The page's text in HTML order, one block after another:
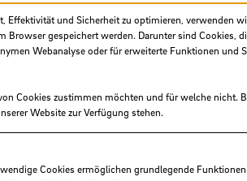
in
Nördliches
Effektivität und Sicherheit zu optimieren, verwenden
Browser gespeichert werden. Darunter sind Cookies,
Webanalyse oder für erweiterte Funktionen und
Cookies zustimmen möchten und für welche nicht.
Website zur Verfügung stehen.
Cookies ermöglichen grundlegende